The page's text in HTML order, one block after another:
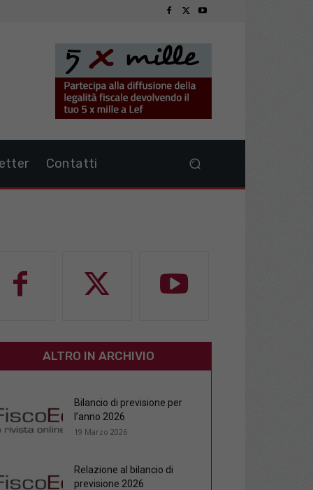
Contatti
ALTRO IN ARCHIVIO
Bilancio di previsione per
l’anno 2026
19 Marzo 2026
Relazione al bilancio di
previsione 2026